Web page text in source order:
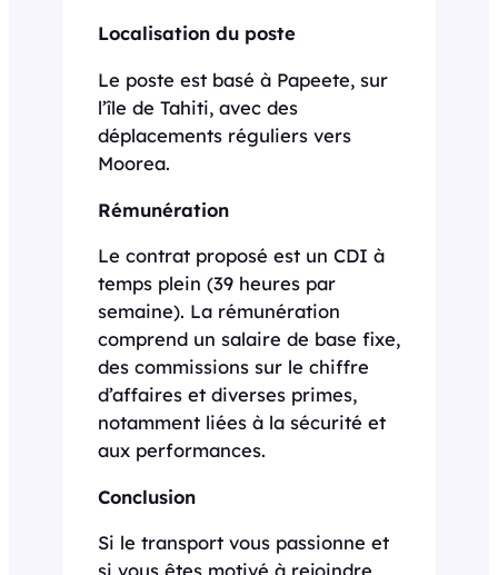
Localisation du poste
Le poste est basé à Papeete, sur
l’île de Tahiti, avec des
déplacements réguliers vers
Moorea.
Rémunération
Le contrat proposé est un CDI à
temps plein (39 heures par
semaine). La rémunération
comprend un salaire de base fixe,
des commissions sur le chiffre
d’affaires et diverses primes,
notamment liées à la sécurité et
aux performances.
Conclusion
Si le transport vous passionne et
si vous êtes motivé à rejoindre